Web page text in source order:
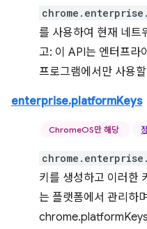
를 사용하여 현재 네트
고: 이 API는 엔터프라
프로그램에서만 사용
enterprise.platformKeys
ChromeOS만 해당
키를 생성하고 이러한
는 플랫폼에서 관리하
chrome.platformKeys